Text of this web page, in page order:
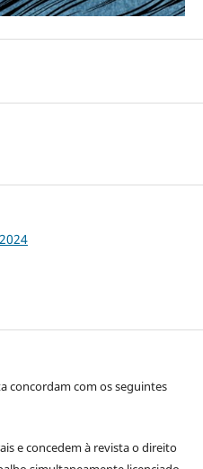
concordam com os seguintes
e concedem à revista o direito